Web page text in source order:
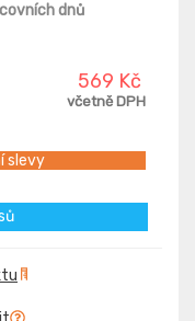
dnů
569 Kč
včetně DPH
slevy